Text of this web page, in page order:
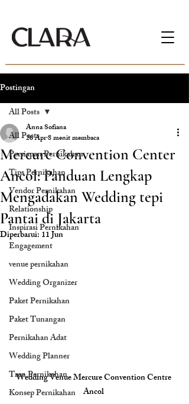
Postingan
All Posts
Persiapan Pernikahan
Tips Pernikahan
Vendor Pernikahan
Relationship
Inspirasi Pernikahan
Engagement
venue pernikahan
Wedding Organizer
Paket Pernikahan
Paket Tunangan
Pernikahan Adat
Wedding Planner
Tren Pernikahan
Konsep Pernikahan
All Posts
Mercure Convention Center
Ancol: Panduan Lengkap
Mengadakan Wedding tepi
Pantai di Jakarta
Anna Sofiana
26 Apr8 menit membaca
Diperbarui: 11 Jun
Wedding Venue Mercure Convention Centre
Ancol